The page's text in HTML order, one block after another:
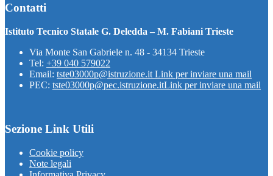
Contatti
Istituto Tecnico Statale G. Deledda – M. Fabiani Trieste
Via Monte San Gabriele n. 48 - 34134 Trieste
Tel: +39 040 579022
Email: tste03000p@istruzione.it Link per inviare una mail
PEC: tste03000p@pec.istruzione.itLink per inviare una mail
Sezione Link Utili
Cookie policy
Note legali